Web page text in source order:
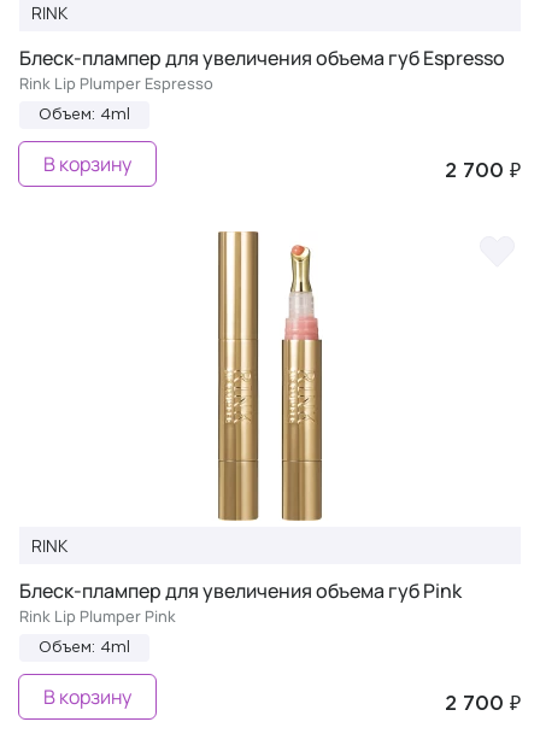
RINK
Блеск-плампер для увеличения объема губ Espresso
Rink Lip Plumper Espresso
Объем: 4ml
2 700 ₽
В корзину
RINK
Блеск-плампер для увеличения объема губ Pink
Rink Lip Plumper Pink
Объем: 4ml
2 700 ₽
В корзину